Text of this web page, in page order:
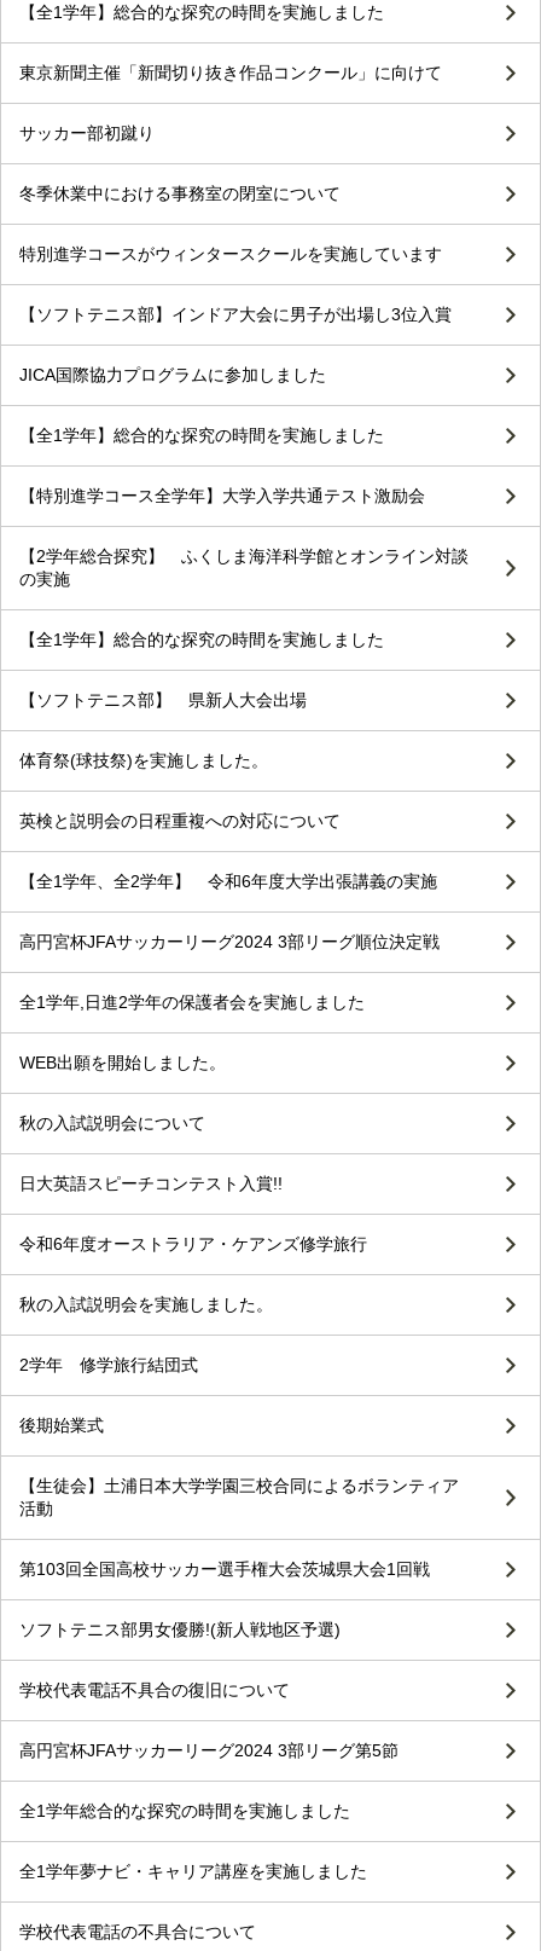
【全1学年】総合的な探究の時間を実施しました
東京新聞主催「新聞切り抜き作品コンクール」に向けて
サッカー部初蹴り
冬季休業中における事務室の閉室について
特別進学コースがウィンタースクールを実施しています
【ソフトテニス部】インドア大会に男子が出場し3位入賞
JICA国際協力プログラムに参加しました
【全1学年】総合的な探究の時間を実施しました
【特別進学コース全学年】大学入学共通テスト激励会
【2学年総合探究】 ふくしま海洋科学館とオンライン対談
の実施
【全1学年】総合的な探究の時間を実施しました
【ソフトテニス部】 県新人大会出場
体育祭(球技祭)を実施しました。
英検と説明会の日程重複への対応について
【全1学年、全2学年】 令和6年度大学出張講義の実施
高円宮杯JFAサッカーリーグ2024 3部リーグ順位決定戦
全1学年,日進2学年の保護者会を実施しました
WEB出願を開始しました。
秋の入試説明会について
日大英語スピーチコンテスト入賞!!
令和6年度オーストラリア・ケアンズ修学旅行
秋の入試説明会を実施しました。
2学年 修学旅行結団式
後期始業式
【生徒会】土浦日本大学学園三校合同によるボランティア
活動
第103回全国高校サッカー選手権大会茨城県大会1回戦
ソフトテニス部男女優勝!(新人戦地区予選)
学校代表電話不具合の復旧について
高円宮杯JFAサッカーリーグ2024 3部リーグ第5節
全1学年総合的な探究の時間を実施しました
全1学年夢ナビ・キャリア講座を実施しました
学校代表電話の不具合について